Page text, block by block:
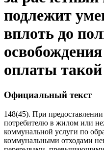
подлежит
вплоть до
оплаты такой
Официальный текст
148(45). При
потребителю в жилом или
коммунальной услуги по
коммунальными отходами